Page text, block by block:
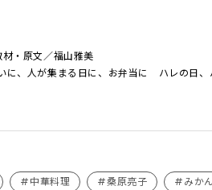
・原文／福山雅美
、人が集まる日に、お弁当に ハレの日、
#中華料理 #桑原亮子 #みかん